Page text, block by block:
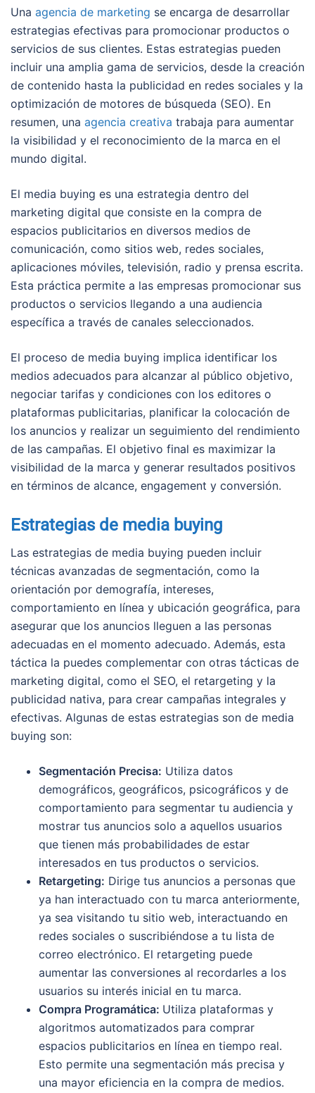
Una agencia de marketing se encarga de desarrollar
estrategias efectivas para promocionar productos o
servicios de sus clientes. Estas estrategias pueden
incluir una amplia gama de servicios, desde la creación
de contenido hasta la publicidad en redes sociales y la
optimización de motores de búsqueda (SEO). En
resumen, una agencia creativa trabaja para aumentar
la visibilidad y el reconocimiento de la marca en el
mundo digital.
El media buying es una estrategia dentro del
marketing digital que consiste en la compra de
espacios publicitarios en diversos medios de
comunicación, como sitios web, redes sociales,
aplicaciones móviles, televisión, radio y prensa escrita.
Esta práctica permite a las empresas promocionar sus
productos o servicios llegando a una audiencia
específica a través de canales seleccionados.
El proceso de media buying implica identificar los
medios adecuados para alcanzar al público objetivo,
negociar tarifas y condiciones con los editores o
plataformas publicitarias, planificar la colocación de
los anuncios y realizar un seguimiento del rendimiento
de las campañas. El objetivo final es maximizar la
visibilidad de la marca y generar resultados positivos
en términos de alcance, engagement y conversión.
Estrategias de media buying
Las estrategias de media buying pueden incluir
técnicas avanzadas de segmentación, como la
orientación por demografía, intereses,
comportamiento en línea y ubicación geográfica, para
asegurar que los anuncios lleguen a las personas
adecuadas en el momento adecuado. Además, esta
táctica la puedes complementar con otras tácticas de
marketing digital, como el SEO, el retargeting y la
publicidad nativa, para crear campañas integrales y
efectivas. Algunas de estas estrategias son de media
buying son:
Segmentación Precisa: Utiliza datos
demográficos, geográficos, psicográficos y de
comportamiento para segmentar tu audiencia y
mostrar tus anuncios solo a aquellos usuarios
que tienen más probabilidades de estar
interesados en tus productos o servicios.
Retargeting: Dirige tus anuncios a personas que
ya han interactuado con tu marca anteriormente,
ya sea visitando tu sitio web, interactuando en
redes sociales o suscribiéndose a tu lista de
correo electrónico. El retargeting puede
aumentar las conversiones al recordarles a los
usuarios su interés inicial en tu marca.
Compra Programática: Utiliza plataformas y
algoritmos automatizados para comprar
espacios publicitarios en línea en tiempo real.
Esto permite una segmentación más precisa y
una mayor eficiencia en la compra de medios.